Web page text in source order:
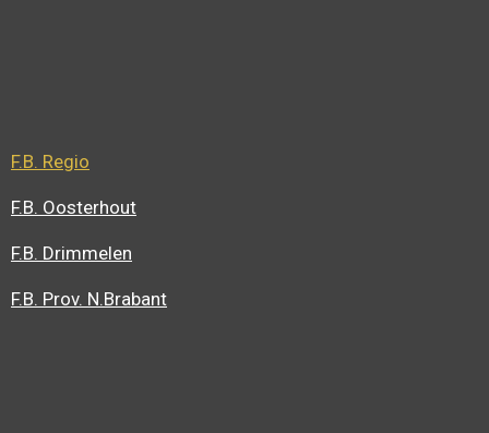
F.B. Regio
F.B. Oosterhout
F.B. Drimmelen
F.B. Prov. N.Brabant